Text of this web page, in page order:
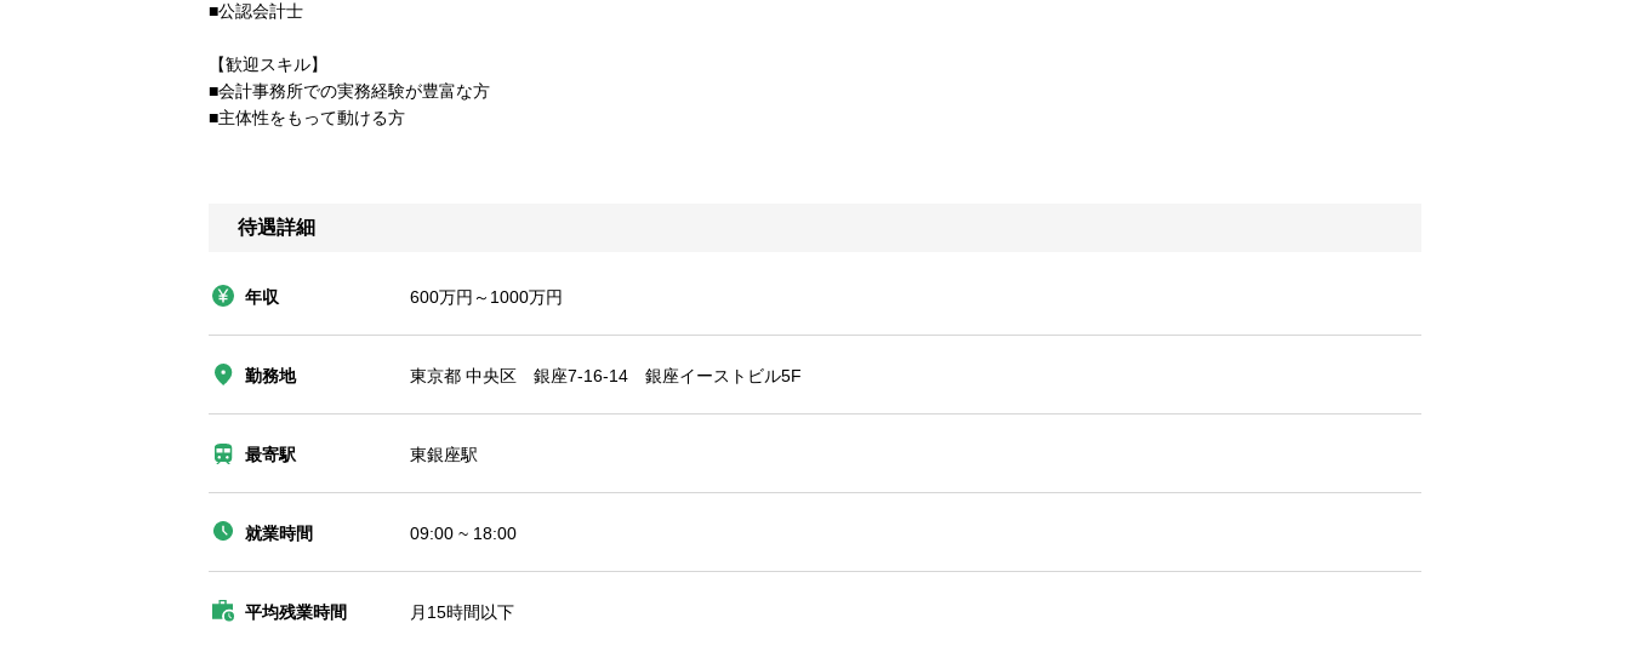
■公認会計士
【歓迎スキル】
■会計事務所での実務経験が豊富な方
■主体性をもって動ける方
待遇詳細
年収 600万円～1000万円
勤務地 東京都 中央区 銀座7-16-14 銀座イーストビル5F
最寄駅 東銀座駅
就業時間 09:00 ~ 18:00
平均残業時間 月15時間以下